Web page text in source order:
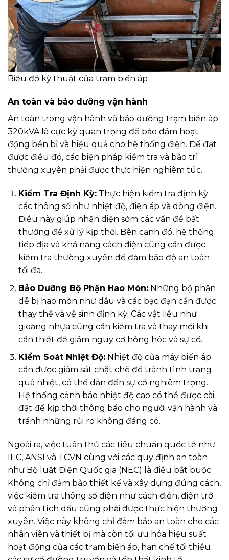
Biểu đồ kỹ thuật của trạm biến áp
An toàn và bảo dưỡng vận hành
An toàn trong vận hành và bảo dưỡng trạm biến áp
320kVA là cực kỳ quan trọng để bảo đảm hoạt
động bền bỉ và hiệu quả cho hệ thống điện. Để đạt
được điều đó, các biện pháp kiểm tra và bảo trì
thường xuyên phải được thực hiện nghiêm túc.
Kiểm Tra Định Kỳ:Thực hiện kiểm tra định kỳ
các thông số như nhiệt độ, điện áp và dòng điện.
Điều này giúp nhận diện sớm các vấn đề bất
thường để xử lý kịp thời. Bên cạnh đó, hệ thống
tiếp địa và khả năng cách điện cũng cần được
kiểm tra thường xuyên để đảm bảo độ an toàn
tối đa.
Bảo Dưỡng Bộ Phận Hao Mòn:Những bộ phận
dễ bị hao mòn như dầu và các bạc đạn cần được
thay thế và vệ sinh định kỳ. Các vật liệu như
gioăng nhựa cũng cần kiểm tra và thay mới khi
cần thiết để giảm nguy cơ hỏng hóc và sự cố.
Kiểm Soát Nhiệt Độ:Nhiệt độ của máy biến áp
cần được giám sát chặt chẽ để tránh tình trạng
quá nhiệt, có thể dẫn đến sự cố nghiêm trọng.
Hệ thống cảnh báo nhiệt độ cao có thể được cài
đặt để kịp thời thông báo cho người vận hành và
tránh những rủi ro không đáng có.
Ngoài ra, việc tuân thủ các tiêu chuẩn quốc tế như
IEC, ANSI và TCVN cùng với các quy định an toàn
như Bộ luật Điện Quốc gia (NEC) là điều bắt buộc.
Không chỉ đảm bảo thiết kế và xây dựng đúng cách,
việc kiểm tra thông số điện như cách điện, điện trở
và phân tích dầu cũng phải được thực hiện thường
xuyên. Việc này không chỉ đảm bảo an toàn cho các
nhân viên và thiết bị mà còn tối ưu hóa hiệu suất
hoạt động của các trạm biến áp, hạn chế tối thiểu